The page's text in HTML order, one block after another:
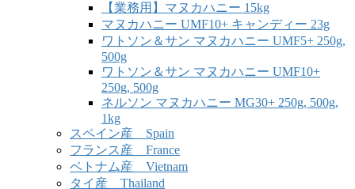
【業務用】マヌカハニー 15kg
マヌカハニー UMF10+ キャンディー 23g
ワトソン＆サン マヌカハニー UMF5+ 250g,
500g
ワトソン＆サン マヌカハニー UMF10+
250g, 500g
ネルソン マヌカハニー MG30+ 250g, 500g,
1kg
スペイン産 Spain
フランス産 France
ベトナム産 Vietnam
タイ産 Thailand